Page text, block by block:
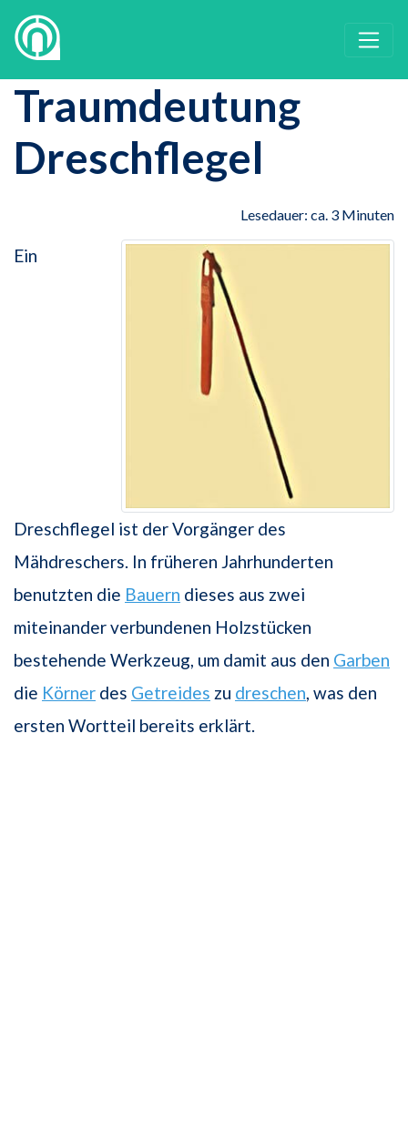
Traumdeutung
Dreschflegel
Lesedauer: ca. 3 Minuten
Ein
Dreschflegel ist der Vorgänger des
Mähdreschers. In früheren Jahrhunderten
benutzten die Bauern dieses aus zwei
miteinander verbundenen Holzstücken
bestehende Werkzeug, um damit aus den Garben
die Körner des Getreides zu dreschen, was den
ersten Wortteil bereits erklärt.